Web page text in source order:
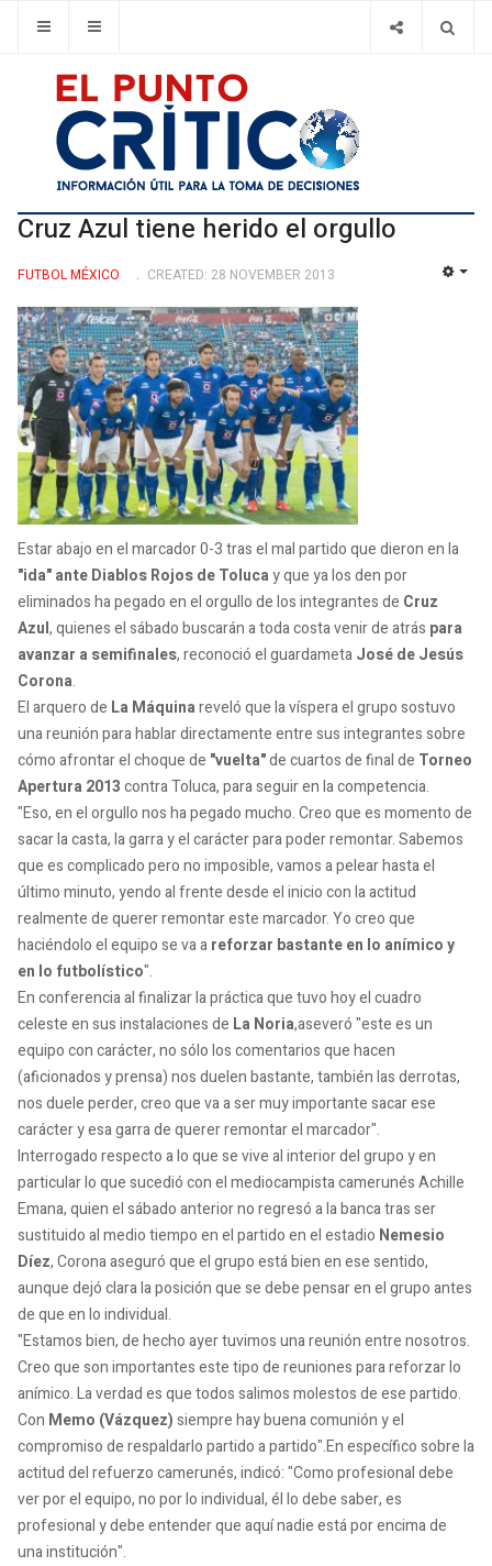
Cruz Azul tiene herido el orgullo
FUTBOL MÉXICO CREATED: 28 NOVEMBER 2013
Estar abajo en el marcador 0-3 tras el mal partido que dieron en la
"ida" ante Diablos Rojos de Tolucay que ya los den por
eliminados ha pegado en el orgullo de los integrantes de Cruz
Azul, quienes el sábado buscarán a toda costa venir de atrás para
avanzar a semifinales, reconoció el guardametaJosé de Jesús
Corona.
El arquero de La Máquinareveló que la víspera el grupo sostuvo
una reunión para hablar directamente entre sus integrantes sobre
cómo afrontar el choque de "vuelta"de cuartos de final de Torneo
Apertura 2013contra Toluca, para seguir en la competencia.
"Eso, en el orgullo nos ha pegado mucho. Creo que es momento de
sacar la casta, la garra y el carácter para poder remontar. Sabemos
que es complicado pero no imposible, vamos a pelear hasta el
último minuto, yendo al frente desde el inicio con la actitud
realmente de querer remontar este marcador. Yo creo que
haciéndolo el equipo se va areforzar bastante en lo anímico y
en lo futbolístico".
En conferencia al finalizar la práctica que tuvo hoy el cuadro
celeste en sus instalaciones de La Noria,aseveró "este es un
equipo con carácter, no sólo los comentarios que hacen
(aficionados y prensa) nos duelen bastante, también las derrotas,
nos duele perder, creo que va a ser muy importante sacar ese
carácter y esa garra de querer remontar el marcador".
Interrogado respecto a lo que se vive al interior del grupo y en
particular lo que sucedió con el mediocampista camerunés Achille
Emana, quien el sábado anterior no regresó a la banca tras ser
sustituido al medio tiempo en el partido en el estadio Nemesio
Díez, Corona aseguró que el grupo está bien en ese sentido,
aunque dejó clara la posición que se debe pensar en el grupo antes
de que en lo individual.
"Estamos bien, de hecho ayer tuvimos una reunión entre nosotros.
Creo que son importantes este tipo de reuniones para reforzar lo
anímico. La verdad es que todos salimos molestos de ese partido.
Con Memo (Vázquez)siempre hay buena comunión y el
compromiso de respaldarlo partido a partido".En específico sobre la
actitud del refuerzo camerunés, indicó: "Como profesional debe
ver por el equipo, no por lo individual, él lo debe saber, es
profesional y debe entender que aquí nadie está por encima de
una institución".